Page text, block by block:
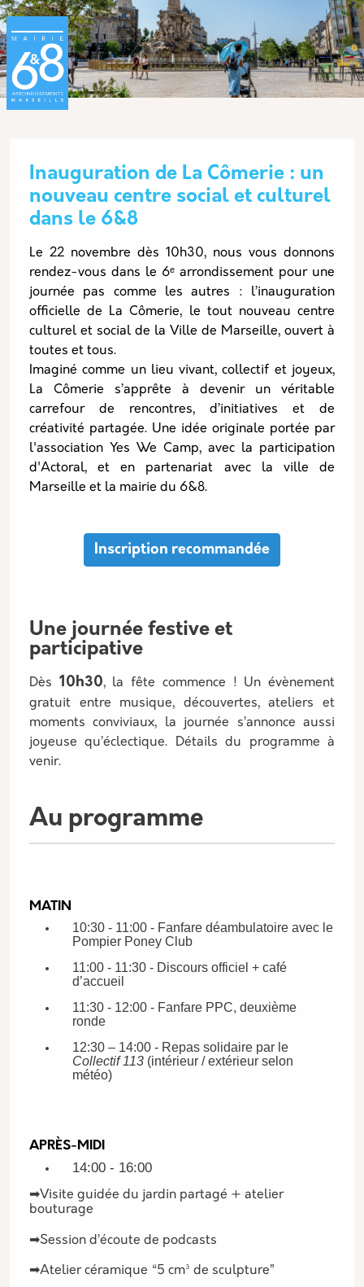
Aller au contenu principal
Inauguration de La Cômerie : un
nouveau centre social et culturel
dans le 6&8
Description
Le 22 novembre dès 10h30, nous vous donnons
rendez-vous dans le 6ᵉ arrondissement pour une
journée pas comme les autres : l’inauguration
officielle de La Cômerie, le tout nouveau centre
culturel et social de la Ville de Marseille, ouvert à
toutes et tous.
Imaginé comme un lieu vivant, collectif et joyeux,
La Cômerie s’apprête à devenir un véritable
carrefour de rencontres, d’initiatives et de
créativité partagée. Une idée originale portée par
l'association Yes We Camp, avec la participation
d'Actoral, et en partenariat avec la ville de
Marseille et la mairie du 6&8.
Inscription recommandée
Une journée festive et
participative
Dès 10h30, la fête commence ! Un évènement
gratuit entre musique, découvertes, ateliers et
moments conviviaux, la journée s’annonce aussi
joyeuse qu’éclectique. Détails du programme à
venir.
Au programme
MATIN
10:30 - 11:00 - Fanfare déambulatoire avec le
Pompier Poney Club
11:00 - 11:30 - Discours officiel + café
d’accueil
11:30 - 12:00 - Fanfare PPC, deuxième
ronde
12:30 – 14:00 - Repas solidaire par le
Collectif 113 (intérieur / extérieur selon
météo)
APRÈS-MIDI
14:00 - 16:00
➡︎Visite guidée du jardin partagé + atelier
bouturage
➡︎Session d’écoute de podcasts
➡︎Atelier céramique “5 cm³ de sculpture”
Panneau de gestion des cookies